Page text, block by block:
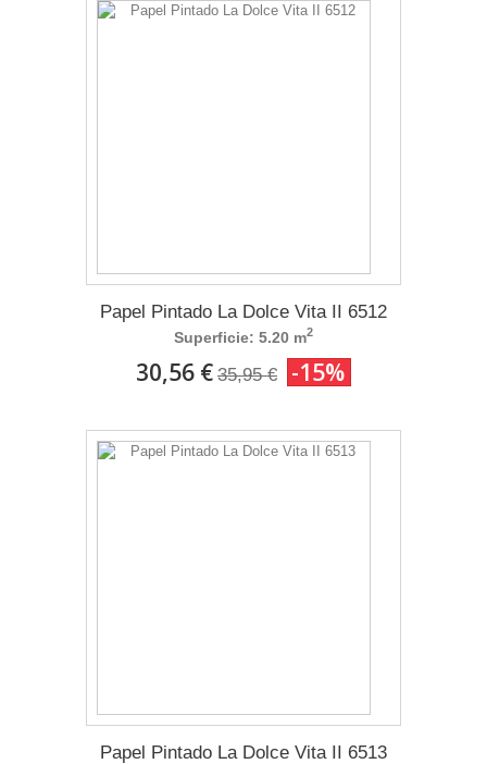
Papel Pintado La Dolce Vita II 6512
Superficie: 5.20 m2
30,56 € 35,95 € -15%
Papel Pintado La Dolce Vita II 6513